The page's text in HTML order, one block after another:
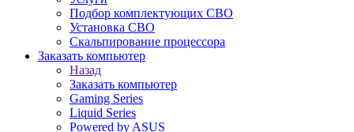
Подбор комплектующих СВО
Установка СВО
Скальпирование процессора
Заказать компьютер
Назад
Заказать компьютер
Gaming Series
Liquid Series
Powered by ASUS